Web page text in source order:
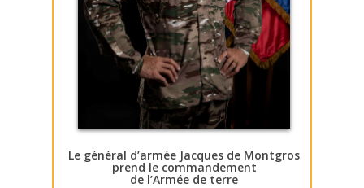
Le général d’armée Jacques de Montgros
prend le commandement
de l’Armée de terre